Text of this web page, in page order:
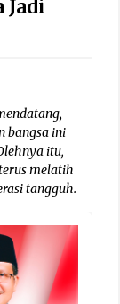
Jadi
bangsa ini
itu,
melatih
tangguh.